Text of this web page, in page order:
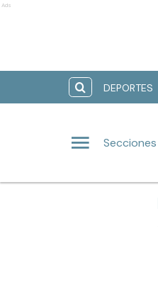
Ads
DEPORTES
Secciones